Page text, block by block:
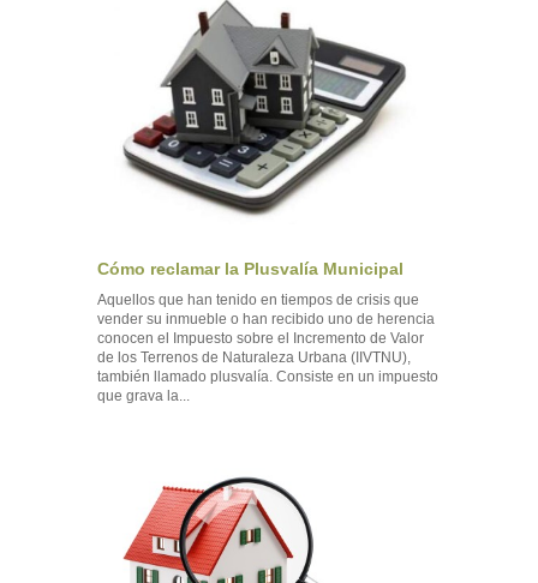
Cómo reclamar la Plusvalía Municipal
Aquellos que han tenido en tiempos de crisis que
vender su inmueble o han recibido uno de herencia
conocen el Impuesto sobre el Incremento de Valor
de los Terrenos de Naturaleza Urbana (IIVTNU),
también llamado plusvalía. Consiste en un impuesto
que grava la...